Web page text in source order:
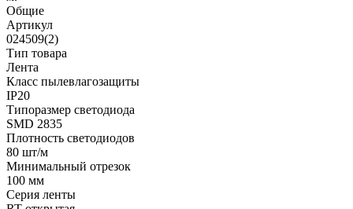
Общие
Артикул
024509(2)
Тип товара
Лента
Класс пылевлагозащиты
IP20
Типоразмер светодиода
SMD 2835
Плотность светодиодов
80 шт/м
Минимальный отрезок
100 мм
Серия ленты